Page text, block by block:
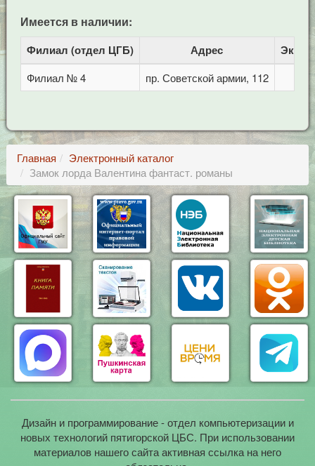
Имеется в наличии:
Филиал (отдел ЦГБ) Адрес
Филиал № 4 пр. Советской армии, 112
Главная
Электронный каталог
Замок лорда Валентина фантаст. романы
Дизайн и программирование - отдел компьютеризации и
новых технологий пятигорской ЦБС. При использовании
материалов нашего сайта активная ссылка на него